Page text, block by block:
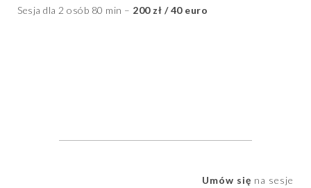
Sesja dla 2 osób 80 min – 200 zł / 40 euro
Umów się na sesje